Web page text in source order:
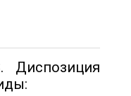
Диспозиция